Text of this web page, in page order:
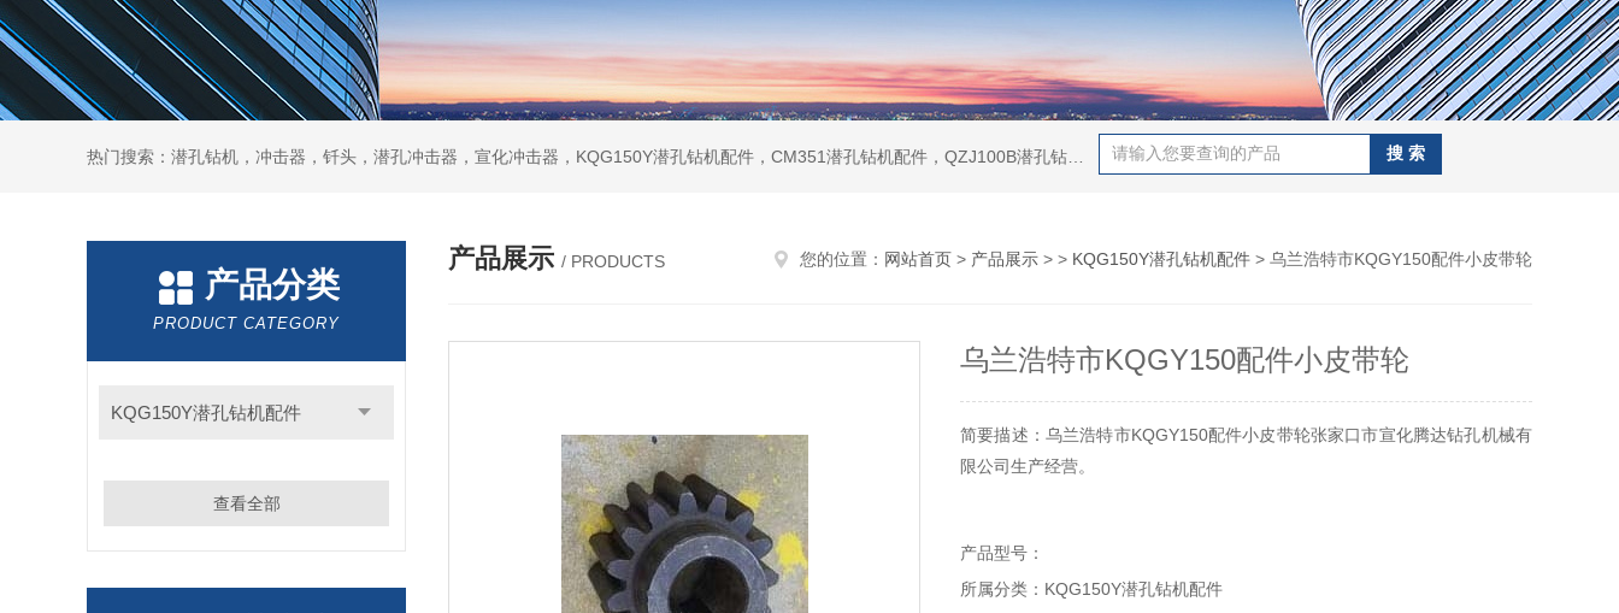
产品分类
PRODUCT CATEGORY
KQG150Y潜孔钻机配件
查看全部
产品展示 / PRODUCTS 您的位置： 网站首页 > 产品展示 > > KQG150Y潜孔钻机配件 > 乌兰浩特市KQGY150配件小皮带轮
乌兰浩特市KQGY150配件小皮带轮
简要描述：乌兰浩特市KQGY150配件小皮带轮张家口市宣化腾达钻孔机械有
限公司生产经营。
产品型号：
所属分类：KQG150Y潜孔钻机配件